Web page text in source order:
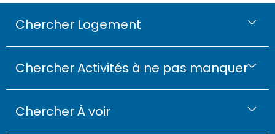
Chercher Logement
Chercher Activités à ne pas manquer
Chercher À voir